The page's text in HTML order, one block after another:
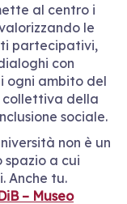
al centro i
le
partecipativi,
con
ogni ambito del
collettiva della
sociale.
non è un
a cui
Anche tu.
– Museo